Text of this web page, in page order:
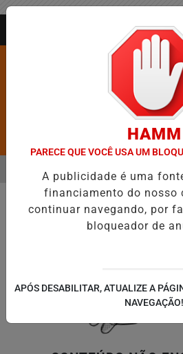
Pesquisar Notícia
É CONFIRMADA NO DIA DO
EM ALTA
HAMM
PARECE QUE VOCÊ USA UM
A publicidade é uma
financiamento do nosso
continuar navegando, por
bloqueador de
APÓS DESABILITAR, ATUALIZE A
NAVEGAÇÃO!